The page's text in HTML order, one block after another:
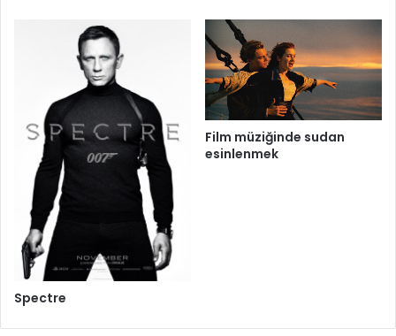
Spectre
Film müziğinde sudan
esinlenmek